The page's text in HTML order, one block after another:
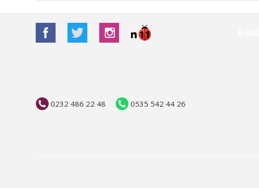
0232 486 22 48 0535 542 44 26